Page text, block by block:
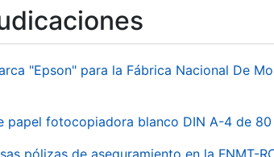
"Epson" para la Fábrica Nacional De
papel fotocopiadora blanco DIN A-4 de 80
pólizas de aseguramiento en la FNMT-